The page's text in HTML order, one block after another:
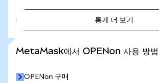
통계 더 보기
MetaMask에서 OPENon 사용 방법
OPENon 구매